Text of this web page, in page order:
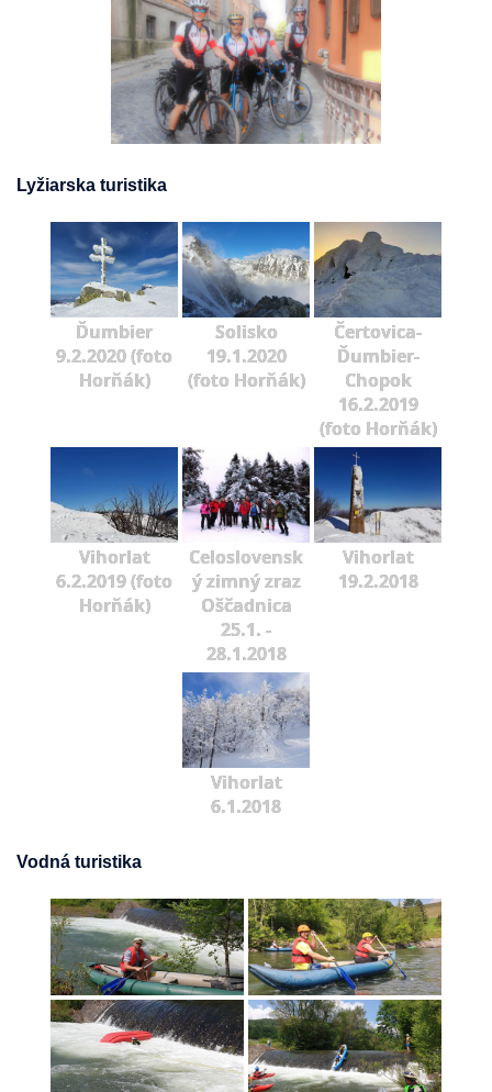
Lyžiarska turistika
Ďumbier
9.2.2020 (foto
Horňák)
Solisko
19.1.2020
(foto Horňák)
Čertovica-
Ďumbier-
Chopok
16.2.2019
(foto Horňák)
Vihorlat
6.2.2019 (foto
Horňák)
Celoslovensk
ý zimný zraz
Oščadnica
25.1. -
28.1.2018
Vihorlat
19.2.2018
Vihorlat
6.1.2018
Vodná turistika